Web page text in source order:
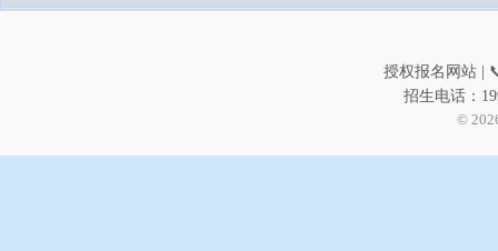
授权报名网站 |
招生电话：
©